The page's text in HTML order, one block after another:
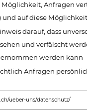
Anfragen
und auf diese
darauf, dass
und verfälscht
werden kann
Anfragen
ueber-uns/datenschutz/